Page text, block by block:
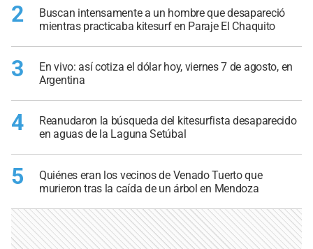
2
Buscan intensamente a un hombre que desapareció
mientras practicaba kitesurf en Paraje El Chaquito
3
En vivo: así cotiza el dólar hoy, viernes 7 de agosto, en
Argentina
4
Reanudaron la búsqueda del kitesurfista desaparecido
en aguas de la Laguna Setúbal
5
Quiénes eran los vecinos de Venado Tuerto que
murieron tras la caída de un árbol en Mendoza